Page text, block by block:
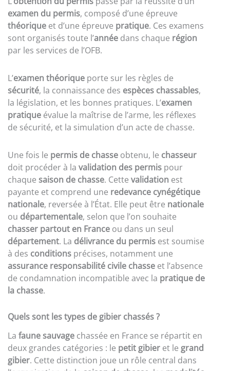
examen du permis, composé d’une épreuve
théorique et d’une épreuve pratique. Ces examens
sont organisés toute l’année dans chaque région
par les services de l’OFB.
L’examen théorique porte sur les règles de
sécurité, la connaissance des espèces chassables,
la législation, et les bonnes pratiques. L’examen
pratique évalue la maîtrise de l’arme, les réflexes
de sécurité, et la simulation d’un acte de chasse.
Une fois le permis de chasse obtenu, le chasseur
doit procéder à la validation des permis pour
chaque saison de chasse. Cette validation est
payante et comprend une redevance cynégétique
nationale, reversée à l’État. Elle peut être nationale
ou départementale, selon que l’on souhaite
chasser partout en France ou dans un seul
département. La délivrance du permis est soumise
à des conditions précises, notamment une
assurance responsabilité civile chasse et l’absence
de condamnation incompatible avec la pratique de
la chasse.
Quels sont les types de gibier chassés ?
La faune sauvage chassée en France se répartit en
deux grandes catégories : le petit gibier et le grand
gibier. Cette distinction joue un rôle central dans